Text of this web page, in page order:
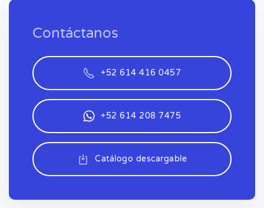
Contáctanos
+52 614 416 0457
+52 614 208 7475
Catálogo descargable